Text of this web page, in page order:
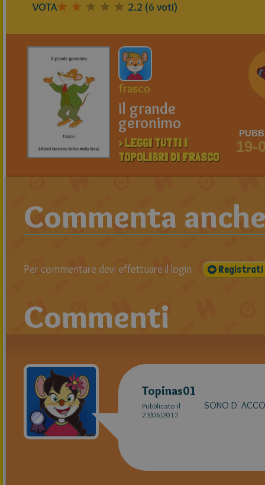
VOTA 2.2 (6 voti)
frasco
il grande
geronimo
> LEGGI TUTTI I
TOPOLIBRI DI FRASCO
19-
Commenta
Per commentare devi effettuare il login Registrati
Commenti
Topinas01
Pubblicato il
23/06/2012
SONO D'